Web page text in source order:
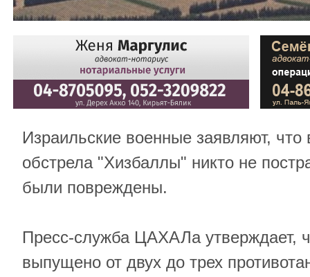
Израильские военные заявляют, что
обстрела "Хизбаллы" никто не
были повреждены.
Пресс-служба ЦАХАЛа утверждает,
выпущено от двух до трех